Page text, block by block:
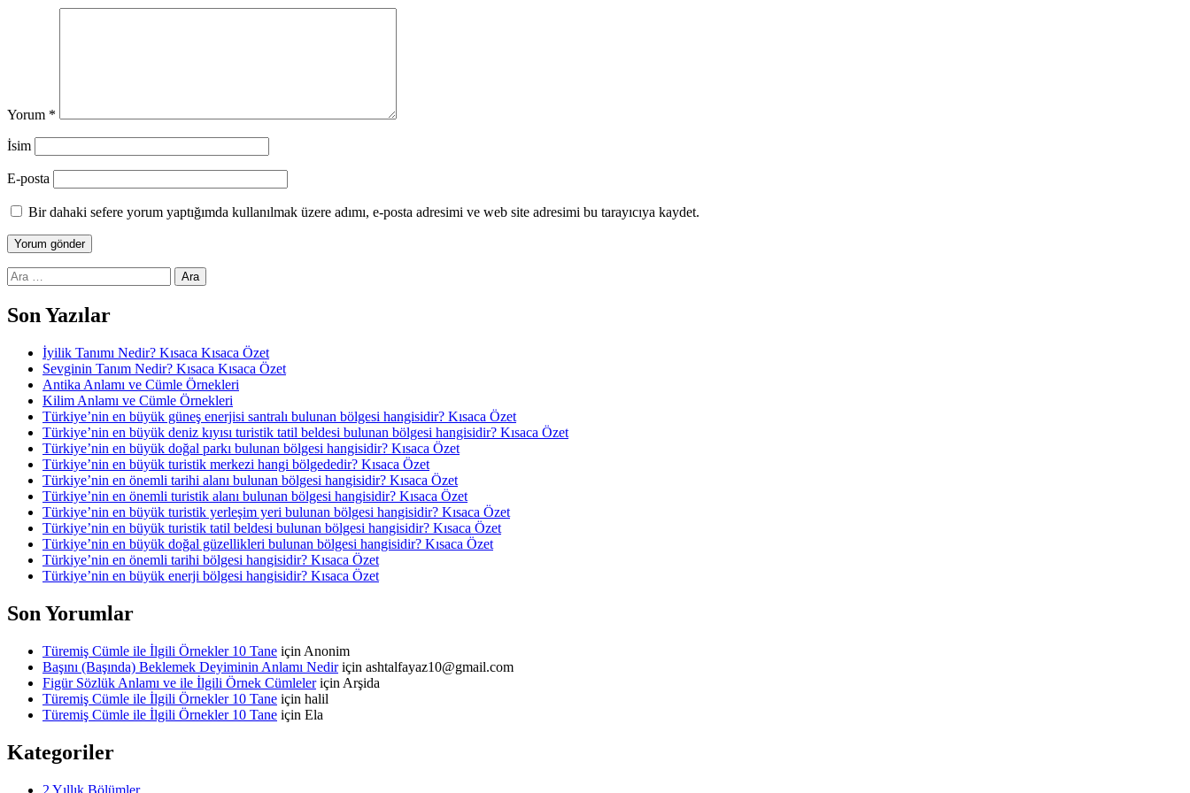
Yorum *
İsim
E-posta
Bir dahaki sefere yorum yaptığımda kullanılmak üzere adımı, e-posta adresimi ve web site adresimi bu tarayıcıya kaydet.
Arama:
Son Yazılar
İyilik Tanımı Nedir? Kısaca Kısaca Özet
Sevginin Tanım Nedir? Kısaca Kısaca Özet
Antika Anlamı ve Cümle Örnekleri
Kilim Anlamı ve Cümle Örnekleri
Türkiye’nin en büyük güneş enerjisi santralı bulunan bölgesi hangisidir? Kısaca Özet
Türkiye’nin en büyük deniz kıyısı turistik tatil beldesi bulunan bölgesi hangisidir? Kısaca Özet
Türkiye’nin en büyük doğal parkı bulunan bölgesi hangisidir? Kısaca Özet
Türkiye’nin en büyük turistik merkezi hangi bölgededir? Kısaca Özet
Türkiye’nin en önemli tarihi alanı bulunan bölgesi hangisidir? Kısaca Özet
Türkiye’nin en önemli turistik alanı bulunan bölgesi hangisidir? Kısaca Özet
Türkiye’nin en büyük turistik yerleşim yeri bulunan bölgesi hangisidir? Kısaca Özet
Türkiye’nin en büyük turistik tatil beldesi bulunan bölgesi hangisidir? Kısaca Özet
Türkiye’nin en büyük doğal güzellikleri bulunan bölgesi hangisidir? Kısaca Özet
Türkiye’nin en önemli tarihi bölgesi hangisidir? Kısaca Özet
Türkiye’nin en büyük enerji bölgesi hangisidir? Kısaca Özet
Son Yorumlar
Türemiş Cümle ile İlgili Örnekler 10 Tane için Anonim
Başını (Başında) Beklemek Deyiminin Anlamı Nediriçin ashtalfayaz10@gmail.com
Figür Sözlük Anlamı ve ile İlgili Örnek Cümleleriçin Arşida
Türemiş Cümle ile İlgili Örnekler 10 Tane için halil
Türemiş Cümle ile İlgili Örnekler 10 Tane için Ela
Kategoriler
2 Yıllık Bölümler